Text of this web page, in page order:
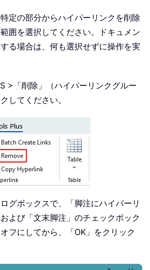
定の部分からハイパーリンクを削除
囲を選択してください。ドキュメン
る場合は、何も選択せずに操作を実
>「削除」（ハイパーリンクグルー
してください。
ログボックスで、「脚注にハイパーリ
よび「文末脚注」のチェックボック
フにしてから、「OK」をクリック